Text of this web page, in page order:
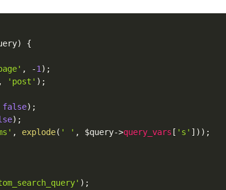
)
{
, -1 ) ;
, 'post' ) ;
false) ;
) ;
, explode( ' ' , $query->query_vars [ 's' ] ) ) ;
) ;